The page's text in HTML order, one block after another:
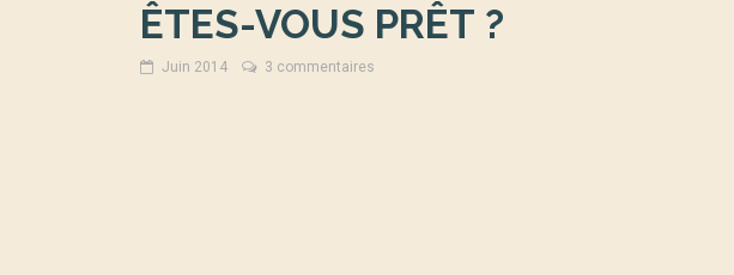
ÊTES-VOUS PRÊT ?
Juin 2014 3 commentaires